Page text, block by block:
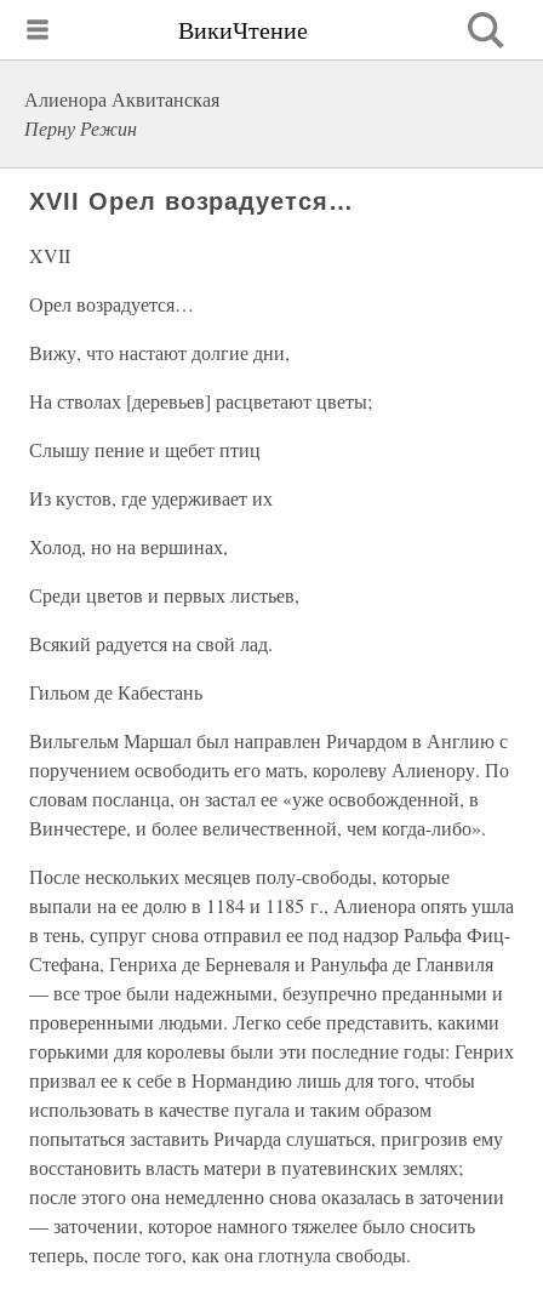
ВикиЧтение
Алиенора Аквитанская
Перну Режин
XVII Орел возрадуется…
XVII
Орел возрадуется…
Вижу, что настают долгие дни,
На стволах [деревьев] расцветают цветы;
Слышу пение и щебет птиц
Из кустов, где удерживает их
Холод, но на вершинах,
Среди цветов и первых листьев,
Всякий радуется на свой лад.
Гильом де Кабестань
Вильгельм Маршал был направлен Ричардом в Англию с
поручением освободить его мать, королеву Алиенору. По
словам посланца, он застал ее «уже освобожденной, в
Винчестере, и более величественной, чем когда-либо».
После нескольких месяцев полу-свободы, которые
выпали на ее долю в 1184 и 1185 г., Алиенора опять ушла
в тень, супруг снова отправил ее под надзор Ральфа Фиц-
Стефана, Генриха де Берневаля и Ранульфа де Гланвиля
— все трое были надежными, безупречно преданными и
проверенными людьми. Легко себе представить, какими
горькими для королевы были эти последние годы: Генрих
призвал ее к себе в Нормандию лишь для того, чтобы
использовать в качестве пугала и таким образом
попытаться заставить Ричарда слушаться, пригрозив ему
восстановить власть матери в пуатевинских землях;
после этого она немедленно снова оказалась в заточении
— заточении, которое намного тяжелее было сносить
теперь, после того, как она глотнула свободы.